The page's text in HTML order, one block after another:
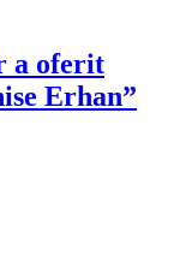
a oferit
Erhan”